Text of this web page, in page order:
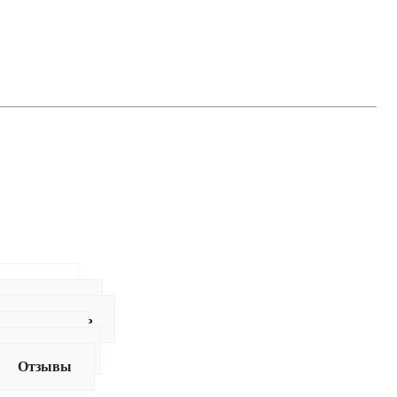
Как купить
Отзывы